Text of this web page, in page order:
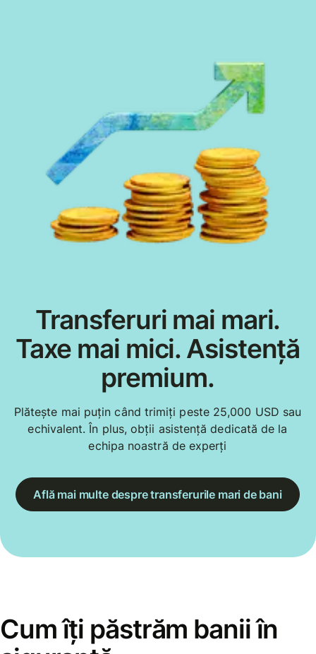
Transferuri mai mari.
Taxe mai mici. Asistență
premium.
Plătește mai puțin când trimiți peste 25,000 USD sau
echivalent. În plus, obții asistență dedicată de la
echipa noastră de experți
Află mai multe despre transferurile mari de bani
Cum îți păstrăm banii în